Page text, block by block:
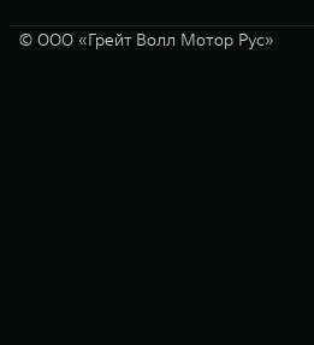
© ООО «Грейт Волл Мотор Рус»